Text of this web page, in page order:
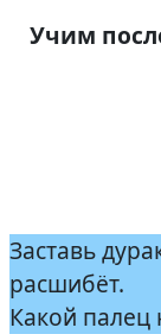
Учим
Заставь
расшибёт.
Какой палец